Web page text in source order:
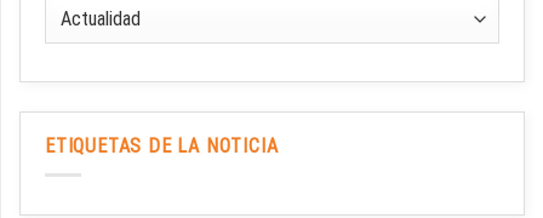
ETIQUETAS DE LA NOTICIA